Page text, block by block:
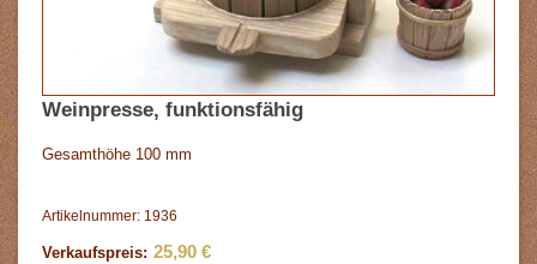
Weinpresse, funktionsfähig
Gesamthöhe 100 mm
Artikelnummer: 1936
Verkaufspreis: 25,90 €